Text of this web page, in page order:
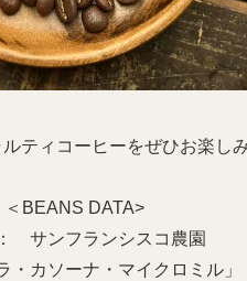
ティコーヒーをぜひお楽し
＜BEANS DATA>
サンフランシスコ農園
カソーナ・マイクロミル」